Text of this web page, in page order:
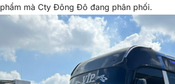
phẩm mà Cty Đông Đô đang phân phối.